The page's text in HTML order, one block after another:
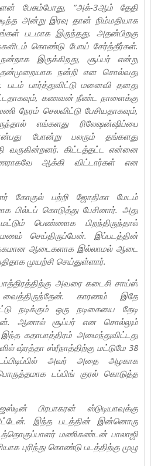
பேசும்போது, “அக்-3ஆம் தேதி
அன்று இரவு தான் நிம்மதியாக
படமாக இருந்தது. அதன்பிறகு
கொண்டு போய் சேர்த்தீர்கள்.
இருக்கிறது, சூப்பர் என்று
நன்றி என சொல்வது
படம் பார்த்துவிட்டு மனைவி தனது
கணவன் நீண்ட நாளைக்கு
நேரம் செலவிட்டு பேசியதாகவும்,
எங்களது ரிலேஷன்ஷிப்பை
போன்று பலரும் தங்களது
வருகின்றனர். கிட்டத்தட்ட என்னை
ஆக்கி விட்டார்கள் என
கோகுல் பற்றி ஜோதிகா மேடம்
பில்டப் கொடுத்து பேசினார். அது
பெண்ணாக பிறந்திருந்தால்
செய்திருப்பேன். இப்படத்தின்
ஆடைகளாக இல்லாமல் ஆடை
முயற்சி செய்துள்ளார்.
அவரை கடைசி சாய்ஸ்
காரணம் இதே
நடிக்கும் ஒரு நடிகையை தேடி
ஆனால் சூப்பர் என சொல்லும்
கதாபாத்திரம் அமைந்துவிட்டது
ஷ்ரத்தா ஸ்ரீநாத்திற்கு மட்டுமே 38
அவர் அதை அழகாக
டப்பிங் குரல் கொடுத்த
பிரபாகரன் ஸ்டுடியாவுக்கு
இந்த படத்தின் இன்னொரு
மணிகண்டன் பாலாஜி
புரிந்து கொண்டு படத்திற்கு முழு